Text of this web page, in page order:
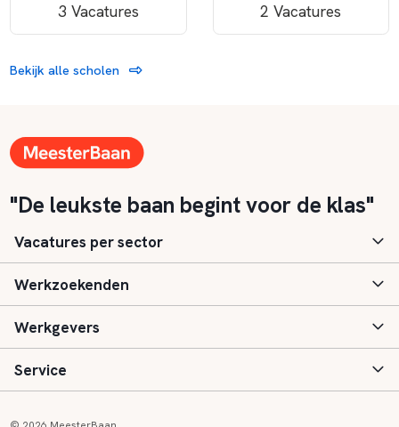
3 Vacatures
2 Vacatures
Bekijk alle scholen
"De leukste baan begint voor de klas"
Vacatures per sector
Basisonderwijs
Speciaal (basis) onderwijs
Voortgezet onderwijs
Werkzoekenden
Aanmelden
Vacatures
Werkgevers
Inloggen
Service